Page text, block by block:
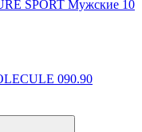
SPORT Мужские 10